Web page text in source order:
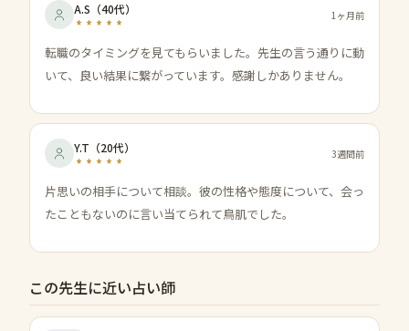
A.S （40代） 1ヶ月前
転職のタイミングを見てもらいました。先生の言う通りに動
いて、良い結果に繋がっています。感謝しかありません。
Y.T （20代） 3週間前
片思いの相手について相談。彼の性格や態度について、会っ
たこともないのに言い当てられて鳥肌でした。
この先生に近い占い師